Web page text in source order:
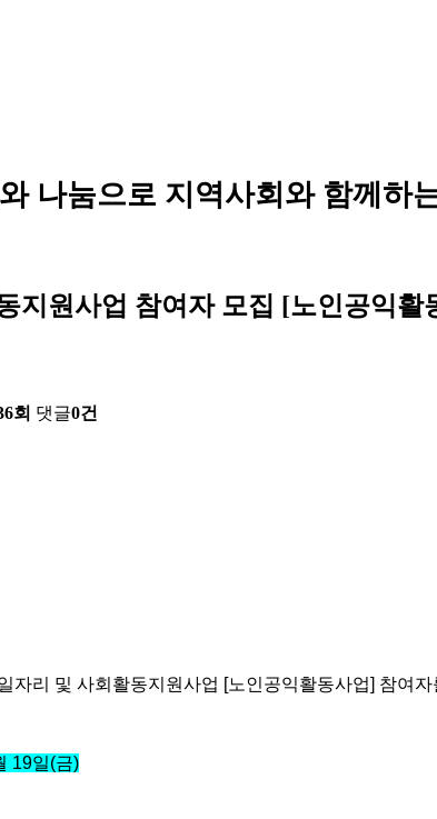
나눔으로 지역사회와 함께하
지원사업 참여자 모집 [노인공익활
회 댓글0건
자리 및 사회활동지원사업 [노인공익활동사업] 참여
19일(금)